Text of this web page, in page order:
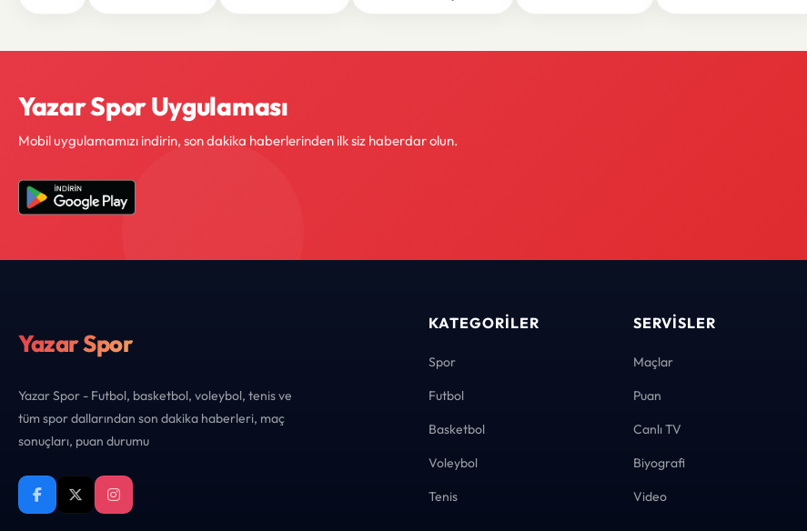
Yazar Spor Uygulaması
Mobil uygulamamızı indirin, son dakika haberlerinden ilk siz haberdar olun.
Yazar Spor
Yazar Spor - Futbol, basketbol, voleybol, tenis ve
tüm spor dallarından son dakika haberleri, maç
sonuçları, puan durumu
KATEGORILER
Spor
Futbol
Basketbol
Voleybol
Tenis
SERVISLER
Maçlar
Puan
Canlı TV
Biyografi
Video